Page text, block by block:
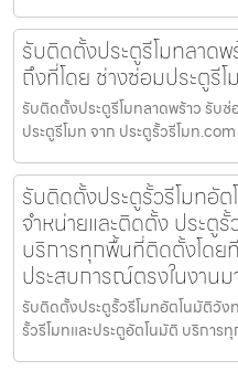
รับติดตั้งประตูรีโมทลาด
ถึงที่โดย ช่างซ่อมประตูรี
รับติดตั้งประตูรีโมทลาดพร้าว รับ
ประตูรีโมท จาก ประตูรั้วรีโมท
รับติดตั้งประตูรั้วรีโมทอัต
จำหน่ายและติดตั้ง ประตู
บริการทุกพื้นที่ติดตั้งโดย
ประสบการณ์ตรงในงาน
รับติดตั้งประตูรั้วรีโมทอัตโนมัติวัง
รั้วรีโมทและประตูอัตโนมัติ บริกา